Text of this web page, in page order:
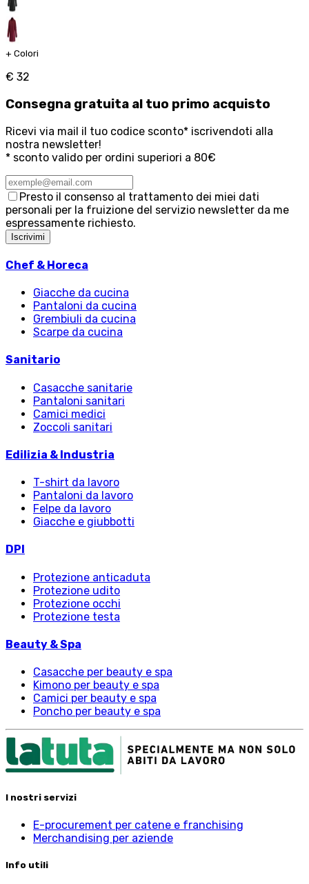
+ Colori
€ 32
Consegna gratuita al tuo primo acquisto
Ricevi via mail il tuo codice sconto* iscrivendoti alla
nostra newsletter!
* sconto valido per ordini superiori a 80€
Presto il consenso al trattamento dei miei dati
personali per la fruizione del servizio newsletter da me
espressamente richiesto.
Iscrivimi
Chef & Horeca
Giacche da cucina
Pantaloni da cucina
Grembiuli da cucina
Scarpe da cucina
Sanitario
Casacche sanitarie
Pantaloni sanitari
Camici medici
Zoccoli sanitari
Edilizia & Industria
T-shirt da lavoro
Pantaloni da lavoro
Felpe da lavoro
Giacche e giubbotti
DPI
Protezione anticaduta
Protezione udito
Protezione occhi
Protezione testa
Beauty & Spa
Casacche per beauty e spa
Kimono per beauty e spa
Camici per beauty e spa
Poncho per beauty e spa
I nostri servizi
E-procurement per catene e franchising
Merchandising per aziende
Info utili